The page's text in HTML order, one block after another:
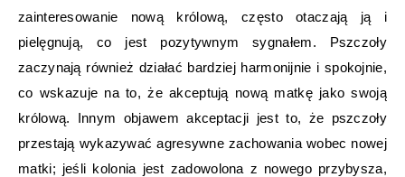
zainteresowanie nową królową, często otaczają ją i
pielęgnują, co jest pozytywnym sygnałem. Pszczoły
zaczynają również działać bardziej harmonijnie i spokojnie,
co wskazuje na to, że akceptują nową matkę jako swoją
królową. Innym objawem akceptacji jest to, że pszczoły
przestają wykazywać agresywne zachowania wobec nowej
matki; jeśli kolonia jest zadowolona z nowego przybysza,